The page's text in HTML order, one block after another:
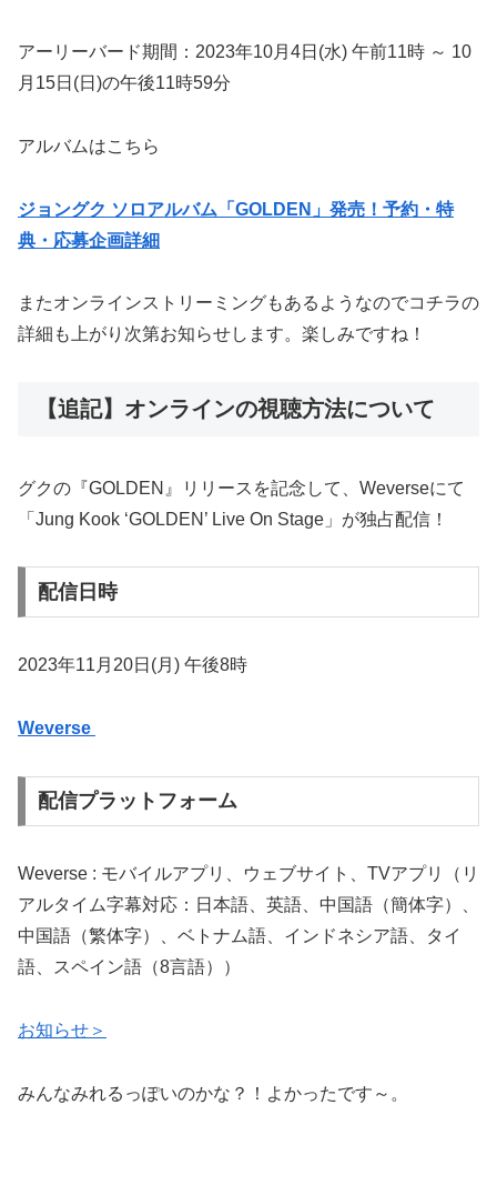
アーリーバード期間：2023年10月4日(水) 午前11時 ～ 10
月15日(日)の午後11時59分
アルバムはこちら
ジョングク ソロアルバム「GOLDEN」発売！予約・特
典・応募企画詳細
またオンラインストリーミングもあるようなのでコチラの
詳細も上がり次第お知らせします。楽しみですね！
【追記】オンラインの視聴方法について
グクの『GOLDEN』リリースを記念して、Weverseにて
「Jung Kook ‘GOLDEN’ Live On Stage」が独占配信！
配信日時
2023年11月20日(月) 午後8時
Weverse
配信プラットフォーム
Weverse : モバイルアプリ、ウェブサイト、TVアプリ（リ
アルタイム字幕対応：日本語、英語、中国語（簡体字）、
中国語（繁体字）、ベトナム語、インドネシア語、タイ
語、スペイン語（8言語））
お知らせ＞
みんなみれるっぽいのかな？！よかったです～。